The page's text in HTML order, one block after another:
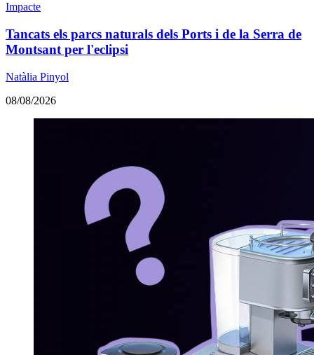
Impacte
Tancats els parcs naturals dels Ports i de la Serra de
Montsant per l'eclipsi
Natàlia Pinyol
08/08/2026